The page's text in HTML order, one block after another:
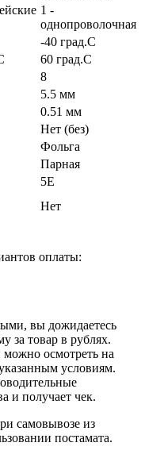
1 -
однопроволочная
-40 град.C
60 град.C
8
5.5 мм
0.51 мм
Нет (без)
Фольга
Парная
5E
Нет
оплаты:
вы дожидаетесь
за товар в рублях.
можно осмотреть на
условиям.
и получает чек.
самовывозе из
постамата.